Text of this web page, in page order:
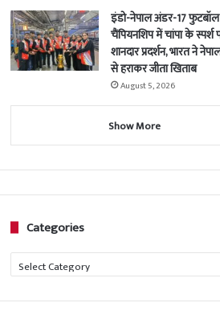
इंडो-नेपाल अंडर-17 फुटबॉल
चैंपियनशिप में चांपा के स्पर्श
शानदार प्रदर्शन, भारत ने
से हराकर जीता खिताब
August 5, 2026
Show More
Categories
Categories